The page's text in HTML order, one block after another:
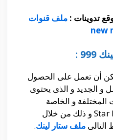
تدوينات : ملف قنوات
:
أن تعمل على الحصول
و الجديد و الذى يحتوى
المختلفة و الخاصة
برسيفر Star Link 999 و ذلك من خلال
التالى ملف ستار لينك.